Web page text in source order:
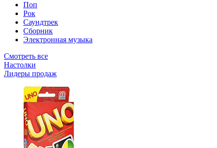
Поп
Рок
Саундтрек
Сборник
Электронная музыка
Смотреть все
Настолки
Лидеры продаж